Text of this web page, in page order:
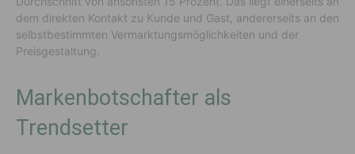
dem direkten Kontakt zu Kunde und Gast, andererseits an den
selbstbestimmten Vermarktungsmöglichkeiten und der
Preisgestaltung.
Markenbotschafter als
Trendsetter